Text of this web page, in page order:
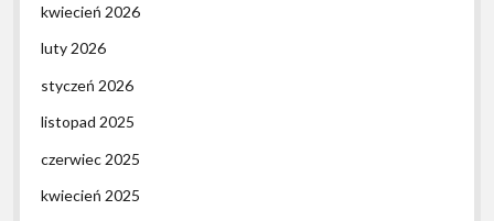
kwiecień 2026
luty 2026
styczeń 2026
listopad 2025
czerwiec 2025
kwiecień 2025